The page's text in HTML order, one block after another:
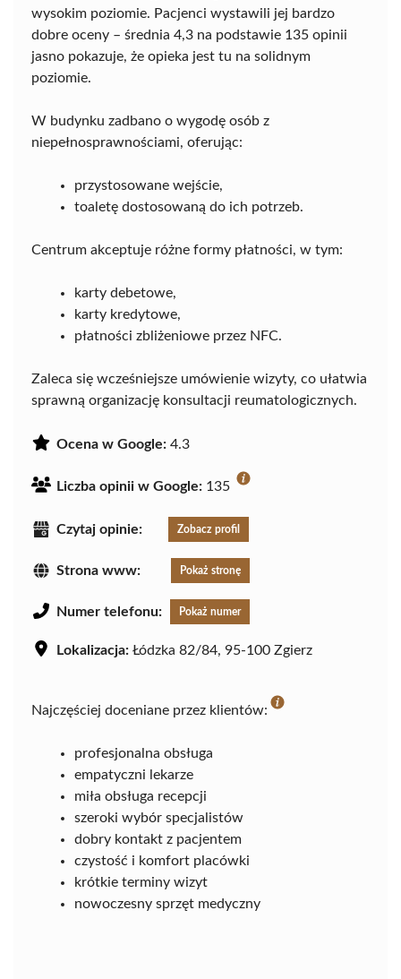
wysokim poziomie. Pacjenci wystawili jej bardzo
dobre oceny – średnia 4,3 na podstawie 135 opinii
jasno pokazuje, że opieka jest tu na solidnym
poziomie.
W budynku zadbano o wygodę osób z
niepełnosprawnościami, oferując:
przystosowane wejście,
toaletę dostosowaną do ich potrzeb.
Centrum akceptuje różne formy płatności, w tym:
karty debetowe,
karty kredytowe,
płatności zbliżeniowe przez NFC.
Zaleca się wcześniejsze umówienie wizyty, co ułatwia
sprawną organizację konsultacji reumatologicznych.
Ocena w Google: 4.3
Liczba opinii w Google: 135
Czytaj opinie: Zobacz profil
Strona www: Pokaż stronę
Numer telefonu: Pokaż numer
Lokalizacja: Łódzka 82/84, 95-100 Zgierz
Najczęściej doceniane przez klientów:
profesjonalna obsługa
empatyczni lekarze
miła obsługa recepcji
szeroki wybór specjalistów
dobry kontakt z pacjentem
czystość i komfort placówki
krótkie terminy wizyt
nowoczesny sprzęt medyczny